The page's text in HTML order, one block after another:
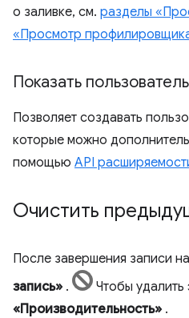
о заливке, см. разделы
«Просмотр
Показать
Позволяет создавать
которые можно
помощью API
Очистить
После завершения записи
запись» .
Чтобы удалить
«Производительность» .